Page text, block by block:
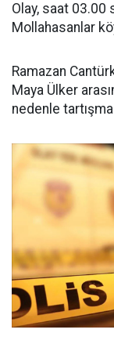
Olay, saat 03.00
Mollahasanlar
Ramazan
Maya Ülker
nedenle tartışma